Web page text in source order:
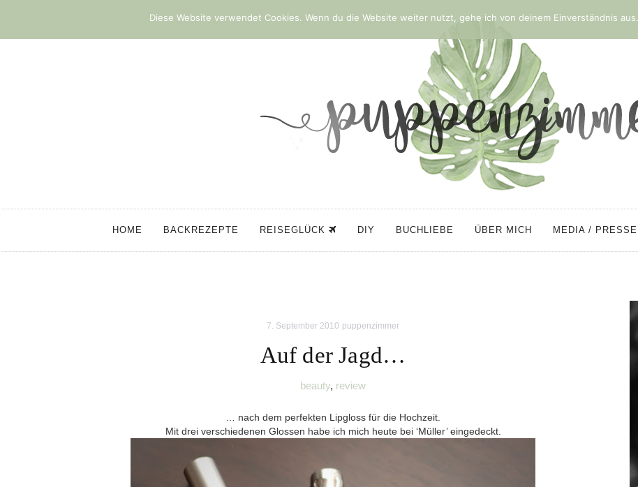
HOME BACKREZEPTE REISEGLÜCK DIY BUCHLIEBE ÜBER MICH MEDIA / PRESSE
7. September 2010 puppenzimmer
Auf der Jagd…
beauty, review
… nach dem perfekten Lipgloss für die Hochzeit.
Mit drei verschiedenen Glossen habe ich mich heute bei ‘Müller’ eingedeckt.
Diese Website verwendet Cookies. Wenn du die Website weiter nutzt, gehe ich von deinem Einverständnis aus.